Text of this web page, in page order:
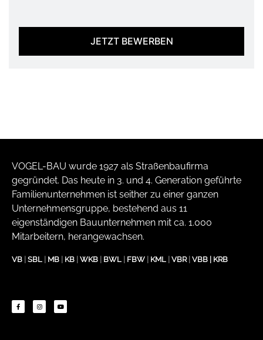
JETZT BEWERBEN
VOGEL-BAU wurde 1927 als Straßenbaufirma
gegründet. Das heute in 3. und 4. Generation geführte
Familienunternehmen ist seither zu einer ganzen
Unternehmensgruppe, bestehend aus 11
eigenständigen Bauunternehmen mit ca. 1.000
Mitarbeitern, herangewachsen.
VB SBL MB KB WKB BWL FBW KML VBR| VBB KRB